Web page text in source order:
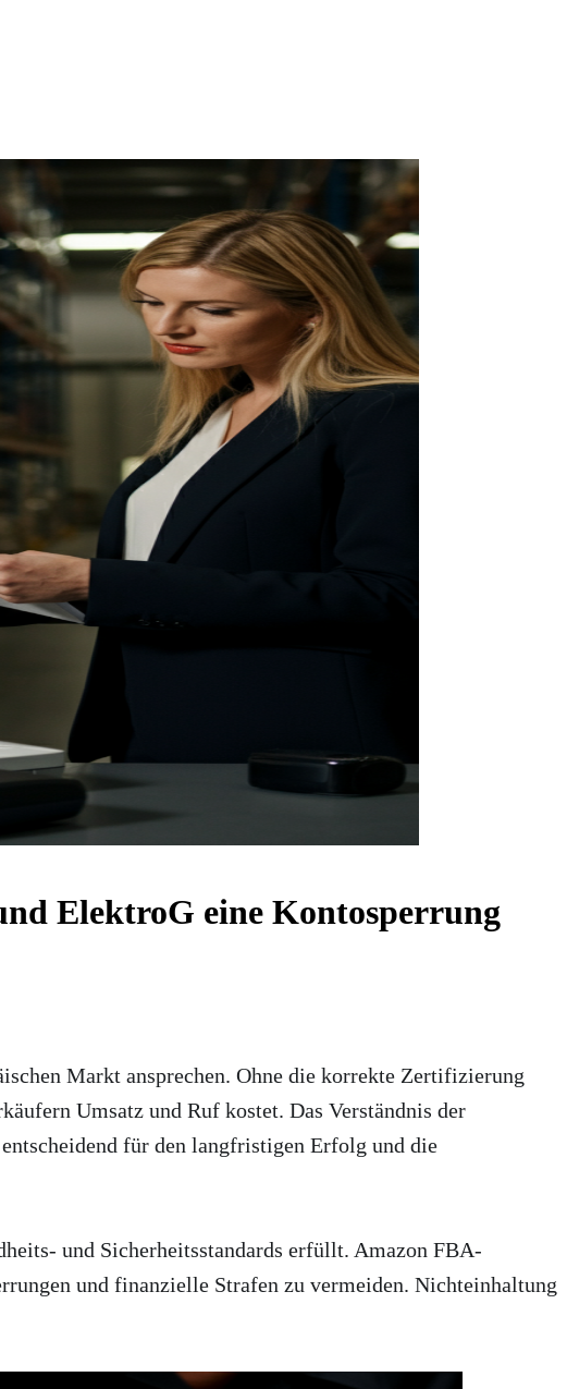
ElektroG eine Kontosperrung
Europa zu vermeiden. Sichern Sie Ihre Konformität noch heute.
Markt ansprechen. Ohne die korrekte Zertifizierung
Umsatz und Ruf kostet. Das Verständnis der
für den langfristigen Erfolg und die
und Sicherheitsstandards erfüllt. Amazon FBA-
und finanzielle Strafen zu vermeiden. Nichteinhaltung